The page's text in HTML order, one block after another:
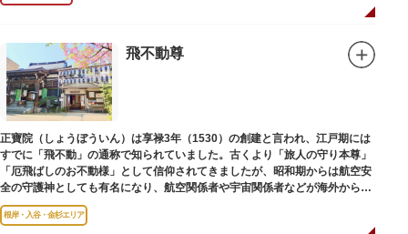
飛不動尊
正寶院（しょうぼういん）は享禄3年（1530）の創建と言われ、江戸期には
すでに「飛不動」の通称で知られていました。古くより「旅人の守り本尊」
「厄飛ばしのお不動様」として信仰されてきましたが、昭和期からは航空安
全の守護神としても有名になり、航空関係者や宇宙関係者などが海外からも
多く参拝に訪れます。
根岸・入谷・金杉エリア